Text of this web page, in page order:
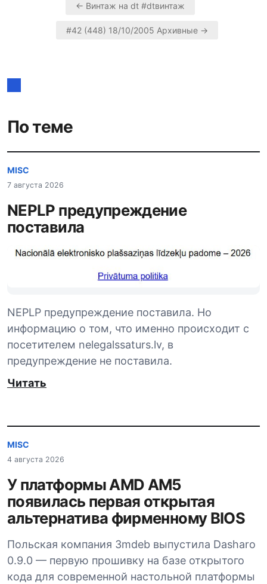
Навигация
← Винтаж на dt #dtвинтаж
#42 (448) 18/10/2005 Архивные →
По теме
MISC
7 августа 2026
NEPLP предупреждение
поставила
NEPLP предупреждение поставила. Но
информацию о том, что именно происходит с
посетителем nelegalssaturs.lv, в
предупреждение не поставила.
Читать
MISC
4 августа 2026
У платформы AMD AM5
появилась первая открытая
альтернатива фирменному BIOS
Польская компания 3mdeb выпустила Dasharo
0.9.0 — первую прошивку на базе открытого
кода для современной настольной платформы